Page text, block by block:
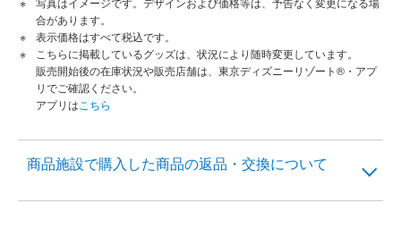
合があります。
表示価格はすべて税込です。
こちらに掲載しているグッズは、状況により随時変更しています。
販売開始後の在庫状況や販売店舗は、東京ディズニーリゾート®・アプ
リでご確認ください。
アプリは こちら
商品施設で購入した商品の返品・交換について